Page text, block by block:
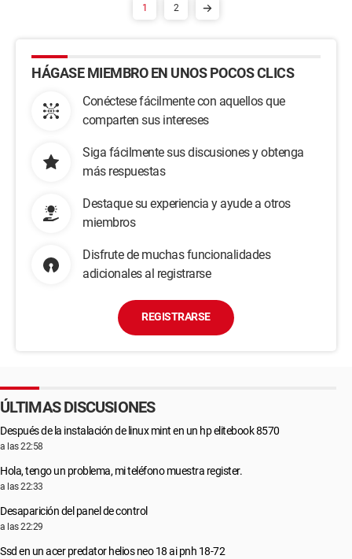
1 2
HÁGASE MIEMBRO EN UNOS POCOS CLICS
Conéctese fácilmente con aquellos que
comparten sus intereses
Siga fácilmente sus discusiones y obtenga
más respuestas
Destaque su experiencia y ayude a otros
miembros
Disfrute de muchas funcionalidades
adicionales al registrarse
REGISTRARSE
ÚLTIMAS DISCUSIONES
Después de la instalación de linux mint en un hp elitebook 8570
a las 22:58
Hola, tengo un problema, mi teléfono muestra register.
a las 22:33
Desaparición del panel de control
a las 22:29
Ssd en un acer predator helios neo 18 ai pnh 18-72